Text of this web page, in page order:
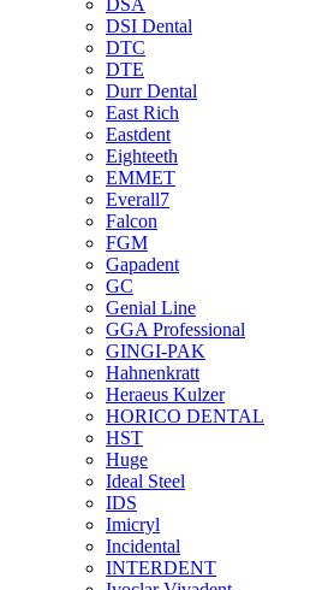
DSA
DSI Dental
DTC
DTE
Durr Dental
East Rich
Eastdent
Eighteeth
EMMET
Everall7
Falcon
FGM
Gapadent
GC
Genial Line
GGA Professional
GINGI-PAK
Hahnenkratt
Heraeus Kulzer
HORICO DENTAL
HST
Huge
Ideal Steel
IDS
Imicryl
Incidental
INTERDENT